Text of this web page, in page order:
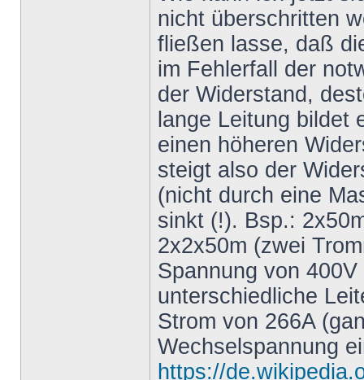
nicht überschritten
fließen lasse, daß
im Fehlerfall der
der Widerstand,
lange Leitung bildet
einen höheren
steigt also der
(nicht durch eine
sinkt (!). Bsp.:
2x2x50m (zwei
Spannung von
unterschiedliche
Strom von 266A
Wechselspannung
https://